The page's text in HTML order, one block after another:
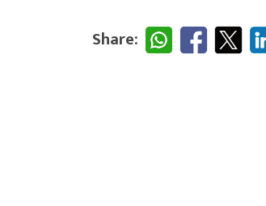
Share: